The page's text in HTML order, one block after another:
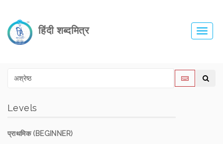
हिंदी शब्दमित्र
Levels
प्राथमिक (BEGINNER)